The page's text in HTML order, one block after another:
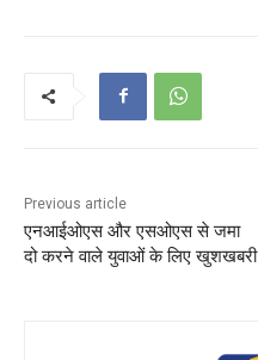
Previous article
एनआईओएस और एसओएस से जमा
दो करने वाले युवाओं के लिए खुशखबरी